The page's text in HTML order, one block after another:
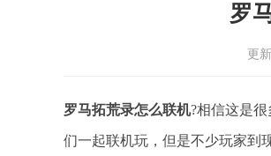
罗
更
罗马拓荒录怎么联机?相信这是
们一起联机玩，但是不少玩家到